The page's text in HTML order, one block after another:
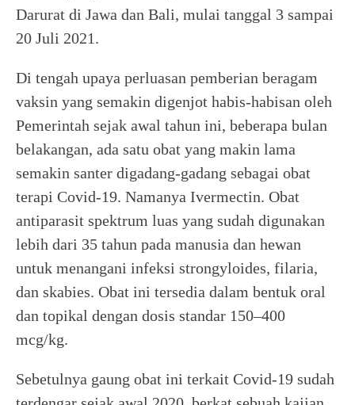
Darurat di Jawa dan Bali, mulai tanggal 3 sampai
20 Juli 2021.
Di tengah upaya perluasan pemberian beragam
vaksin yang semakin digenjot habis-habisan oleh
Pemerintah sejak awal tahun ini, beberapa bulan
belakangan, ada satu obat yang makin lama
semakin santer digadang-gadang sebagai obat
terapi Covid-19. Namanya Ivermectin. Obat
antiparasit spektrum luas yang sudah digunakan
lebih dari 35 tahun pada manusia dan hewan
untuk menangani infeksi strongyloides, filaria,
dan skabies. Obat ini tersedia dalam bentuk oral
dan topikal dengan dosis standar 150–400
mcg/kg.
Sebetulnya gaung obat ini terkait Covid-19 sudah